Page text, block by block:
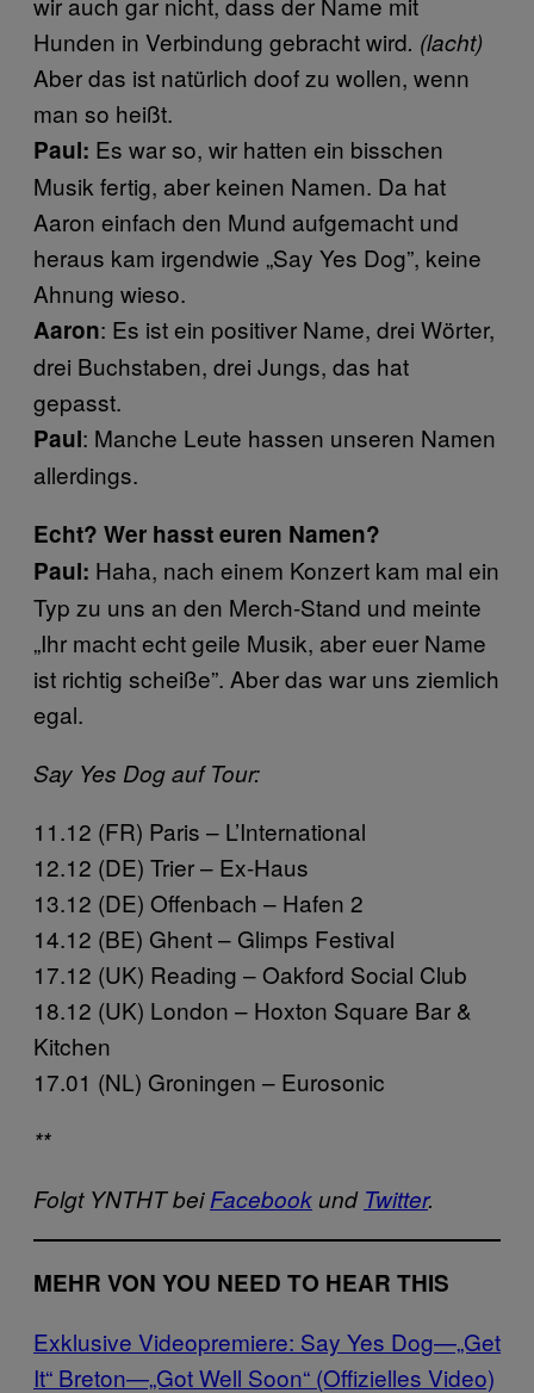
Hunden in Verbindung gebracht wird. (lacht)
Aber das ist natürlich doof zu wollen, wenn
man so heißt.
Paul: Es war so, wir hatten ein bisschen
Musik fertig, aber keinen Namen. Da hat
Aaron einfach den Mund aufgemacht und
heraus kam irgendwie „Say Yes Dog”, keine
Ahnung wieso.
Aaron: Es ist ein positiver Name, drei Wörter,
drei Buchstaben, drei Jungs, das hat
gepasst.
Paul: Manche Leute hassen unseren Namen
allerdings.
Echt? Wer hasst euren Namen?
Paul: Haha, nach einem Konzert kam mal ein
Typ zu uns an den Merch-Stand und meinte
„Ihr macht echt geile Musik, aber euer Name
ist richtig scheiße”. Aber das war uns ziemlich
egal.
Say Yes Dog auf Tour:
11.12 (FR) Paris – L’International
12.12 (DE) Trier – Ex-Haus
13.12 (DE) Offenbach – Hafen 2
14.12 (BE) Ghent – Glimps Festival
17.12 (UK) Reading – Oakford Social Club
18.12 (UK) London – Hoxton Square Bar &
Kitchen
17.01 (NL) Groningen – Eurosonic
**
Folgt YNTHT beiFacebookund Twitter.
MEHR VON YOU NEED TO HEAR THIS
Exklusive Videopremiere: Say Yes Dog—„Get
It“ Breton—„Got Well Soon“ (Offizielles Video)